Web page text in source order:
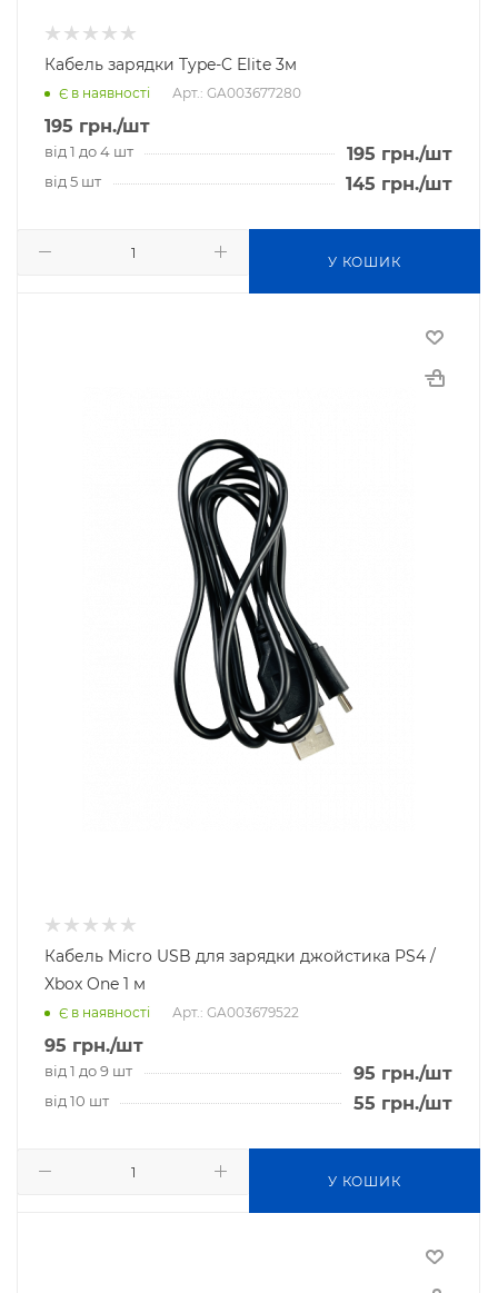
Кабель зарядки Type-C Elite 3м
Є в наявності Арт.: GA003677280
195 грн./шт
від 1 до 4 шт 195 грн./шт
від 5 шт 145 грн./шт
У КОШИК
Кабель Micro USB для зарядки джойстика PS4 /
Xbox One 1 м
Є в наявності Арт.: GA003679522
95 грн./шт
від 1 до 9 шт 95 грн./шт
від 10 шт 55 грн./шт
У КОШИК